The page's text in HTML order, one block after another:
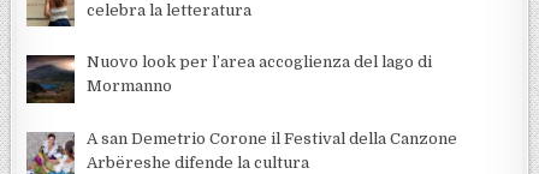
celebra la letteratura
Nuovo look per l’area accoglienza del lago di
Mormanno
A san Demetrio Corone il Festival della Canzone
Arbëreshe difende la cultura